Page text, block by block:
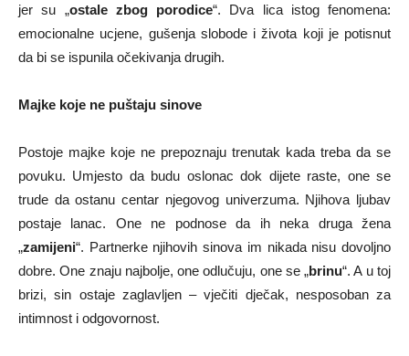
jer su „ostale zbog porodice“. Dva lica istog fenomena:
emocionalne ucjene, gušenja slobode i života koji je potisnut
da bi se ispunila očekivanja drugih.
Majke koje ne puštaju sinove
Postoje majke koje ne prepoznaju trenutak kada treba da se
povuku. Umjesto da budu oslonac dok dijete raste, one se
trude da ostanu centar njegovog univerzuma. Njihova ljubav
postaje lanac. One ne podnose da ih neka druga žena
„zamijeni“. Partnerke njihovih sinova im nikada nisu dovoljno
dobre. One znaju najbolje, one odlučuju, one se „brinu“. A u toj
brizi, sin ostaje zaglavljen – vječiti dječak, nesposoban za
intimnost i odgovornost.